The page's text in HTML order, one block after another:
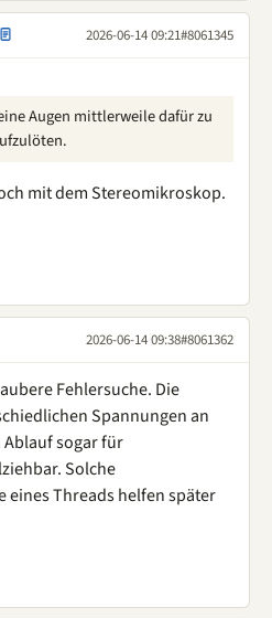
2026-06-14 09:21#8061345
Augen mittlerweile dafür zu
mit dem Stereomikroskop.
2026-06-14 09:38#8061362
Fehlersuche. Die
Spannungen an
sogar für
Solche
eines Threads helfen später